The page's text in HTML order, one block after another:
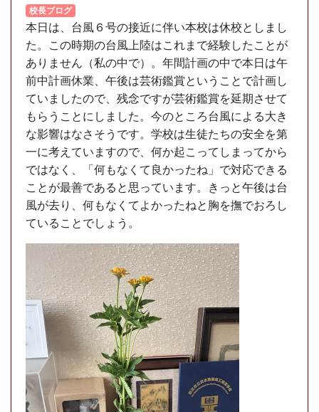
校長ブログ
本日は、台風６号の接近に伴い本校は休校としまし
た。この時期の台風上陸はこれまで経験したことが
ありません（私の中で）。年間計画の中で本日は午
前中計画休業、午後は芸術鑑賞ということで計画し
ていましたので、残念ですが芸術鑑賞を延期させて
もらうことにしました。今のところ台風による大き
な影響はなさそうです。学校は生徒たちの安全を第
一に考えていますので、何か起こってしまってから
ではなく、「何もなくて良かったね」で対応できる
ことが最善であると思っています。きっと午後は台
風が去り、何もなくてよかったねと胸を撫でおろし
ていることでしょう。